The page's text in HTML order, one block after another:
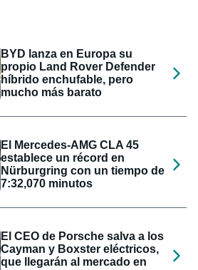
BYD lanza en Europa su
propio Land Rover Defender
híbrido enchufable, pero
mucho más barato
El Mercedes-AMG CLA 45
establece un récord en
Nürburgring con un tiempo de
7:32,070 minutos
El CEO de Porsche salva a los
Cayman y Boxster eléctricos,
que llegarán al mercado en